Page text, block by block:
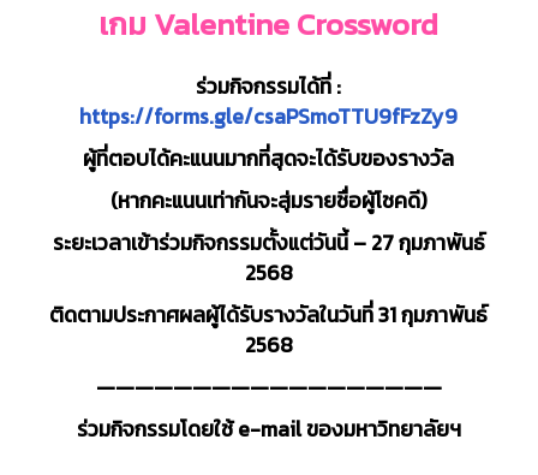
เกม Valentine Crossword
ร่วมกิจกรรมได้ที่ :
https://forms.gle/csaPSmoTTU9fFzZy9
ผู้ที่ตอบได้คะแนนมากที่สุดจะได้รับของรางวัล
(หากคะแนนเท่ากันจะสุ่มรายชื่อผู้โชคดี)
ระยะเวลาเข้าร่วมกิจกรรมตั้งแต่วันนี้ – 27 กุมภาพันธ์
2568
ติดตามประกาศผลผู้ได้รับรางวัลในวันที่ 31 กุมภาพันธ์
2568
——————————————————
ร่วมกิจกรรมโดยใช้ e-mail ของมหาวิทยาลัยฯ